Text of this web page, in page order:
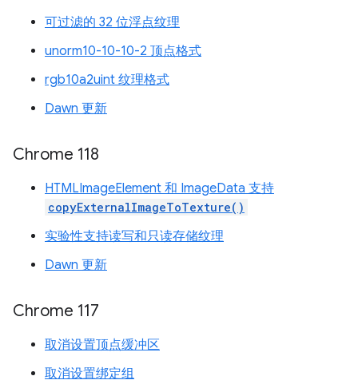
可过滤的 32 位浮点纹理
unorm10-10-10-2 顶点格式
rgb10a2uint 纹理格式
Dawn 更新
Chrome 118
HTMLImageElement 和 ImageData 支持
copyExternalImageToTexture()
实验性支持读写和只读存储纹理
Dawn 更新
Chrome 117
取消设置顶点缓冲区
取消设置绑定组